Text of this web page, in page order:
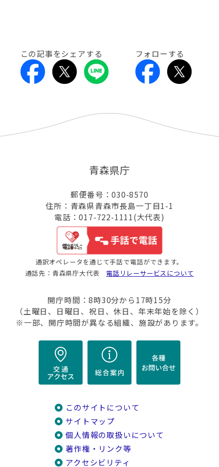
この記事をシェアする フォローする
青森県庁
郵便番号：030-8570
住所：青森県青森市長島一丁目1-1
電話：017-722-1111(大代表)
通訳オペレータを通じて手話で電話ができます。
通話先：青森県庁大代表 電話リレーサービスについて
開庁時間：8時30分から17時15分
（土曜日、日曜日、祝日、休日、年末年始を除く）
※一部、開庁時間が異なる組織、施設があります。
このサイトについて
サイトマップ
個人情報の取扱いについて
著作権・リンク等
アクセシビリティ